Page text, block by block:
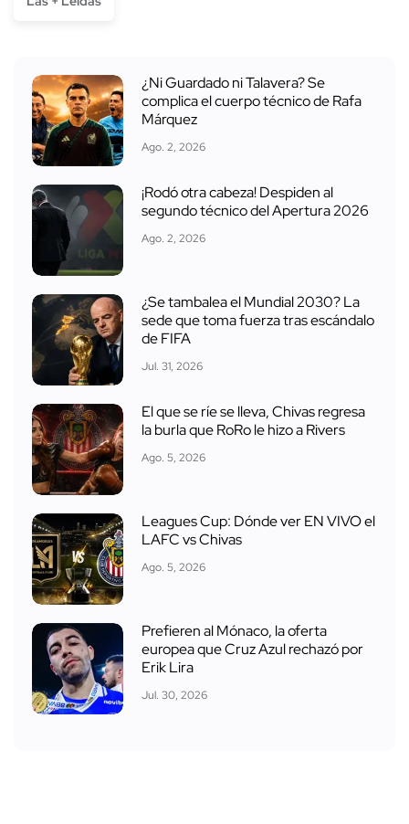
¿Ni Guardado ni Talavera? Se
complica el cuerpo técnico de Rafa
Márquez
Ago. 2, 2026
¡Rodó otra cabeza! Despiden al
segundo técnico del Apertura 2026
Ago. 2, 2026
¿Se tambalea el Mundial 2030? La
sede que toma fuerza tras escándalo
de FIFA
Jul. 31, 2026
El que se ríe se lleva, Chivas regresa
la burla que RoRo le hizo a Rivers
Ago. 5, 2026
Leagues Cup: Dónde ver EN VIVO el
LAFC vs Chivas
Ago. 5, 2026
Prefieren al Mónaco, la oferta
europea que Cruz Azul rechazó por
Erik Lira
Jul. 30, 2026